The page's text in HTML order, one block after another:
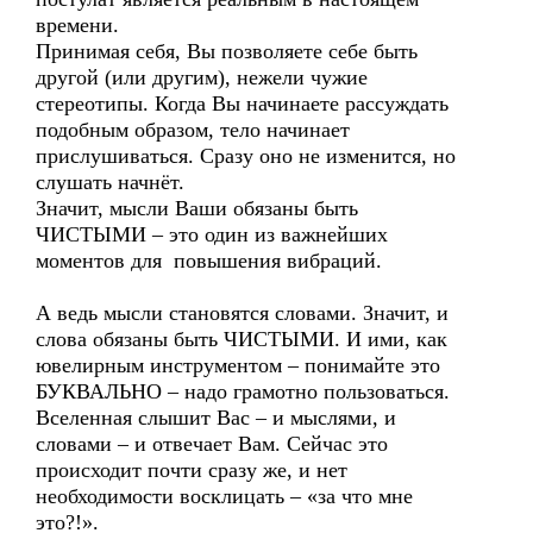
времени.
Принимая себя, Вы позволяете себе быть
другой (или другим), нежели чужие
стереотипы. Когда Вы начинаете рассуждать
подобным образом, тело начинает
прислушиваться. Сразу оно не изменится, но
слушать начнёт.
Значит, мысли Ваши обязаны быть
ЧИСТЫМИ – это один из важнейших
моментов для повышения вибраций.
А ведь мысли становятся словами. Значит, и
слова обязаны быть ЧИСТЫМИ. И ими, как
ювелирным инструментом – понимайте это
БУКВАЛЬНО – надо грамотно пользоваться.
Вселенная слышит Вас – и мыслями, и
словами – и отвечает Вам. Сейчас это
происходит почти сразу же, и нет
необходимости восклицать – «за что мне
это?!».